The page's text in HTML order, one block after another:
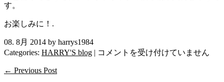
す。
お楽しみに！ .
08. 8月 2014 by harrys1984
Categories: HARRY'S blog | 2015S/S
コメントを受け付けていません
← Previous Post